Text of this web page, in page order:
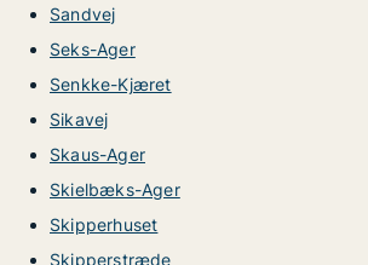
Sandvej
Seks-Ager
Senkke-Kjæret
Sikavej
Skaus-Ager
Skielbæks-Ager
Skipperhuset
Skipperstræde